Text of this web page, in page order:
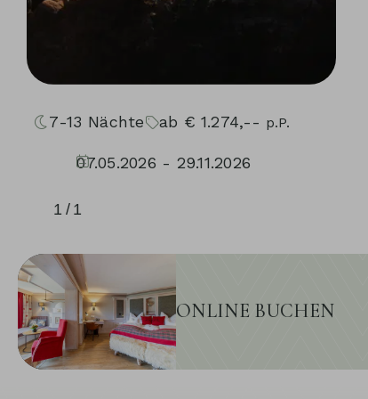
7-13 Nächte ab € 1.274,-- p.P.
07.05.2026 - 29.11.2026
1 / 1
ONLINE BUCHEN